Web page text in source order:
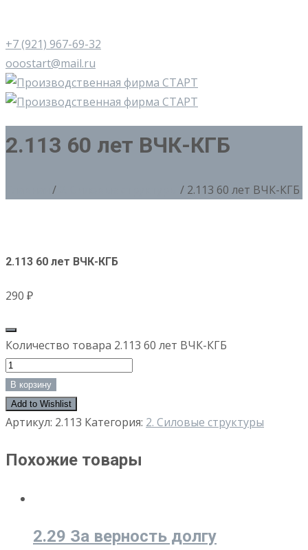
+7 (921) 967-69-32
ooostart@mail.ru
2.113 60 лет ВЧК-КГБ
/ / 2.113 60 лет ВЧК-КГБ
2.113 60 лет ВЧК-КГБ
290 ₽
Количество товара 2.113 60 лет ВЧК-КГБ
В корзину
Add to Wishlist
Артикул: 2.113 Категория: 2. Силовые структуры
Похожие товары
2.29 За верность долгу